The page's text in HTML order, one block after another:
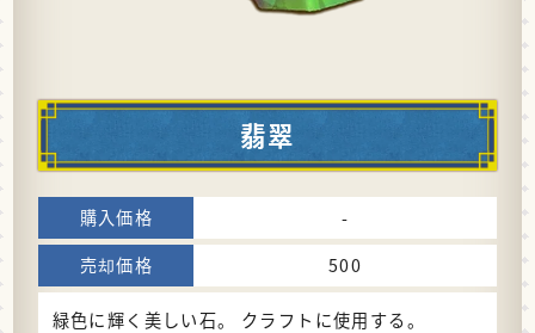
翡翠
-
500
緑色に輝く美しい石。 クラフトに使用する。